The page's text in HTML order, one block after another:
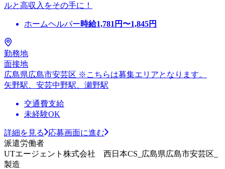
ルと高収入をその手に！
ホームヘルパー時給1,781 円〜1,845円
勤務地
面接地
広島県広島市安芸区 ※こちらは募集エリアとなります。
矢野駅、安芸中野駅、瀬野駅
交通費支給
未経験OK
詳細を見る
応募画面に進む
派遣労働者
UTエージェント株式会社 西日本CS_広島県広島市安芸区_
製造